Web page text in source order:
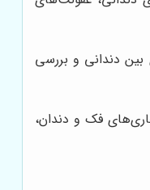
دندانی و بررسی
فک و دندان،